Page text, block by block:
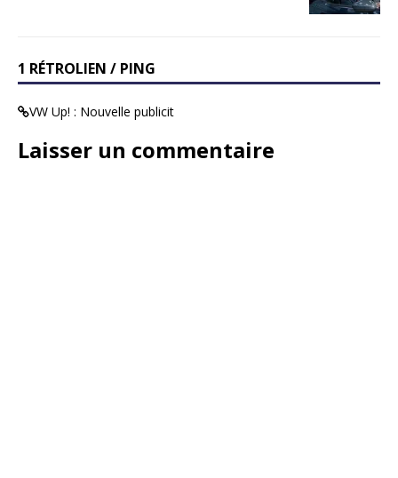
1 RÉTROLIEN / PING
VW Up! : Nouvelle publicit
Laisser un commentaire